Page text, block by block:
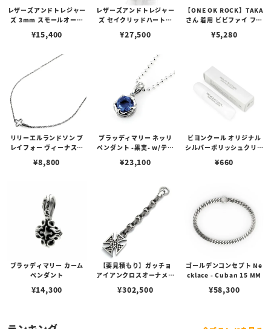
レザーズアンドトレジャー
ズ 3mm スモールオーバ
ブスタークラスプ＆LTロ
¥15,400
レザーズアンドトレジャー
ズ セイクリッドハートピ
¥27,500
【ONE OK ROCK】TAKA
さん 着用 ビビファイ フー
¥5,280
リリーエルランドソン プ
レイフォー ヴィーナスチ
¥8,800
ブラッディマリー ネッリ
ペンダント -果実- w/ティ
¥23,100
ビヨンクール オリジナル
シルバーポリッシュクリー
ュ）
¥660
ブラッディマリー カーム
ペンダント
¥14,300
【要見積もり】ガッチョ
アイアンクロスオーナメン
クスハンターノッカー Ve
¥302,500
ゴールデンコンセプト Ne
cklace - Cuban 15 MM
¥58,300